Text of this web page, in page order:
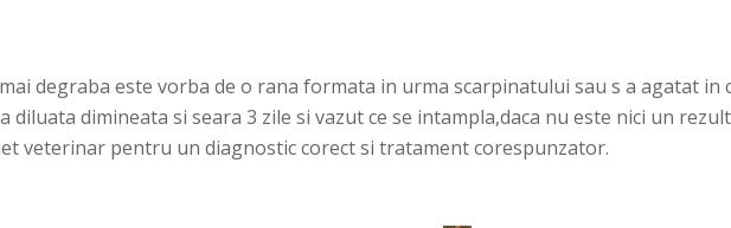
degraba este vorba de o rana formata in urma scarpinatului sau s a agatat in
diluata dimineata si seara 3 zile si vazut ce se intampla,daca nu este nici un
veterinar pentru un diagnostic corect si tratament corespunzator.